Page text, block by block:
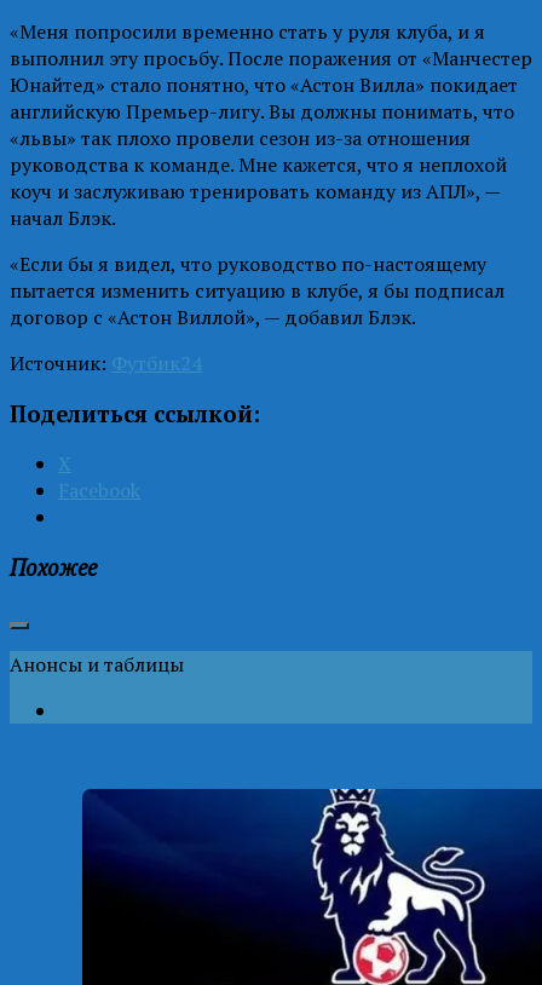
«Меня попросили временно стать у руля клуба, и я
выполнил эту просьбу. После поражения от «Манчестер
Юнайтед» стало понятно, что «Астон Вилла» покидает
английскую Премьер-лигу. Вы должны понимать, что
«львы» так плохо провели сезон из-за отношения
руководства к команде. Мне кажется, что я неплохой
коуч и заслуживаю тренировать команду из АПЛ», —
начал Блэк.
«Если бы я видел, что руководство по-настоящему
пытается изменить ситуацию в клубе, я бы подписал
договор с «Астон Виллой», — добавил Блэк.
Источник: Футбик24
Поделиться ссылкой:
X
Facebook
Похожее
Анонсы и таблицы